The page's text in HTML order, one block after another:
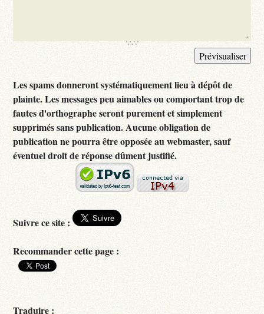
Les spams donneront systématiquement lieu à dépôt de
plainte. Les messages peu aimables ou comportant trop de
fautes d'orthographe seront purement et simplement
supprimés sans publication. Aucune obligation de
publication ne pourra être opposée au webmaster, sauf
éventuel droit de réponse dûment justifié.
Suivre ce site :
Recommander cette page :
Traduire :